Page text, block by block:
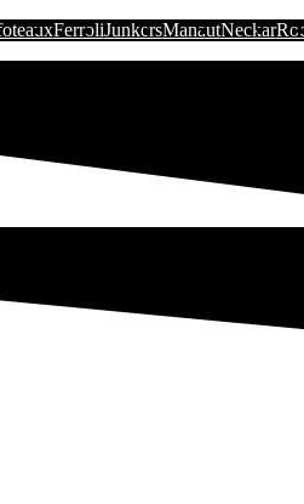
FerroliJunkersManautNeckar